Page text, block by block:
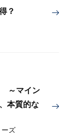
？
～マイン
本質的な
ーズ